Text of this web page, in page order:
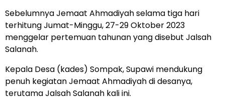
Sebelumnya Jemaat Ahmadiyah selama tiga hari
terhitung Jumat-Minggu, 27-29 Oktober 2023
menggelar pertemuan tahunan yang disebut Jalsah
Salanah.
Kepala Desa (kades) Sompak, Supawi mendukung
penuh kegiatan Jemaat Ahmadiyah di desanya,
terutama Jalsah Salanah kali ini.